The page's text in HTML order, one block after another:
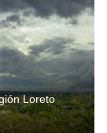
Loreto